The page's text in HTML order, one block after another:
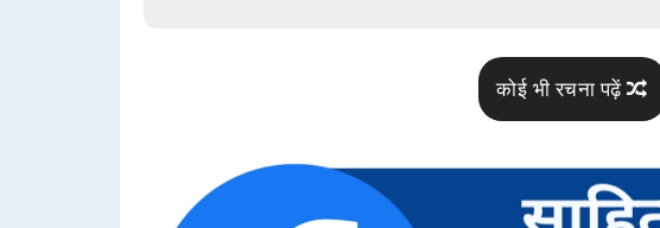
कोई भी रचना पढ़ें